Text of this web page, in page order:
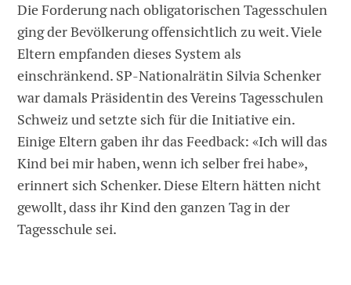
Die Forderung nach obligatorischen Tagesschulen
ging der Bevölkerung offensichtlich zu weit. Viele
Eltern empfanden dieses System als
einschränkend. SP-Nationalrätin Silvia Schenker
war damals Präsidentin des Vereins Tagesschulen
Schweiz und setzte sich für die Initiative ein.
Einige Eltern gaben ihr das Feedback: «Ich will das
Kind bei mir haben, wenn ich selber frei habe»,
erinnert sich Schenker. Diese Eltern hätten nicht
gewollt, dass ihr Kind den ganzen Tag in der
Tagesschule sei.